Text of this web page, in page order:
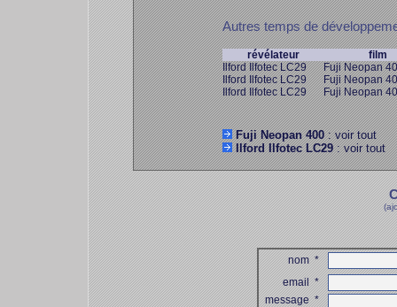
Autres temps de
révélateur
film
Ilford Ilfotec LC29
Fuji Neopan
Ilford Ilfotec LC29
Fuji Neopan
Ilford Ilfotec LC29
Fuji Neopan
Fuji Neopan 400: voir tout
Ilford Ilfotec LC29: voir tout
nom*
email*
message*